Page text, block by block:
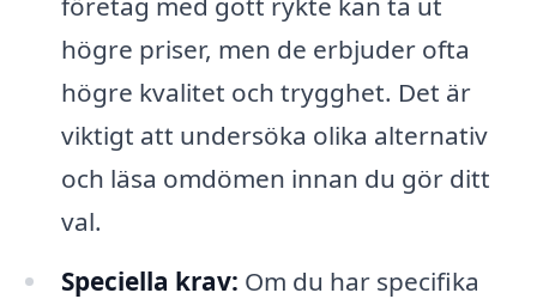
högre priser, men de erbjuder ofta
högre kvalitet och trygghet. Det är
viktigt att undersöka olika alternativ
och läsa omdömen innan du gör ditt
val.
Speciella krav: Om du har specifika